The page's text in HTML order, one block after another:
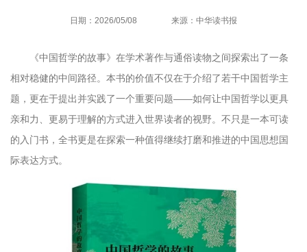
日期：2026/05/08 来源：中华读书报
《中国哲学的故事》在学术著作与通俗读物之间探索出了一条
相对稳健的中间路径。本书的价值不仅在于介绍了若干中国哲学主
题，更在于提出并实践了一个重要问题——如何让中国哲学以更具
亲和力、更易于理解的方式进入世界读者的视野。不只是一本可读
的入门书，全书更是在探索一种值得继续打磨和推进的中国思想国
际表达方式。